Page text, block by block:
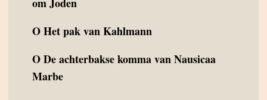
OHet pak van Kahlmann
ODe achterbakse komma van Nausicaa
Marbe